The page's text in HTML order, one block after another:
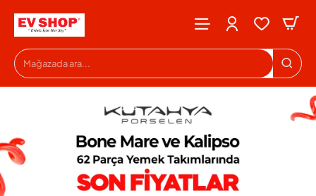
Evshop
Mağazada
ara...